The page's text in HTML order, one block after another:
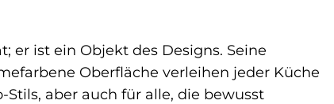
er ist ein Objekt des Designs. Seine
Oberfläche verleihen jeder Küche
aber auch für alle, die bewusst